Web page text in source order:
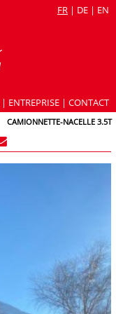
FR | DE | EN
| ENTREPRISE | CONTACT
CAMIONNETTE-NACELLE 3.5T